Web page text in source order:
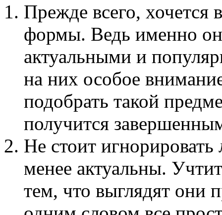
Прежде всего, хочется
формы. Ведь именно
актуальными и
на них особое
подобрать такой
получится
Не стоит
менее актуальны.
тем, что выглядят они